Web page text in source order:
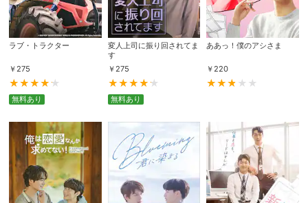
ラブ・トラクター
￥ 275
無料あり
変人上司に振り回されてま
す
￥ 275
無料あり
ああっ！僕のアシさま
￥ 220